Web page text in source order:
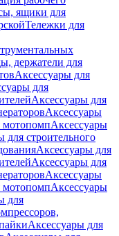
ящики для
Тележки для
держатели для
Аксессуары для
для
Аксессуары для
Аксессуары
мотопомпАксессуары
для строительного
Аксессуары для
Аксессуары для
Аксессуары
мотопомпАксессуары
для
Аксессуары для